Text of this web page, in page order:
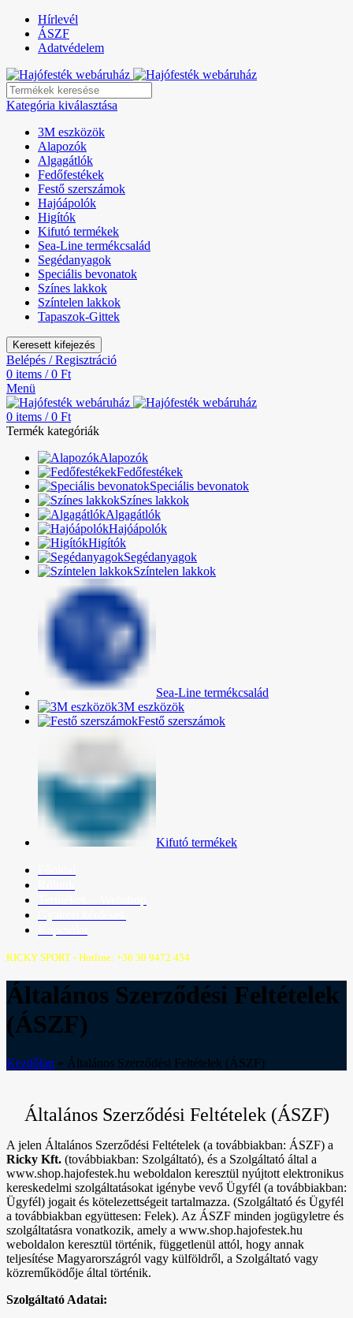
Hírlevél
ÁSZF
Adatvédelem
Kategória kiválasztása
3M eszközök
Alapozók
Algagátlók
Fedőfestékek
Festő szerszámok
Hajóápolók
Higítók
Kifutó termékek
Sea-Line termékcsalád
Segédanyagok
Speciális bevonatok
Színes lakkok
Színtelen lakkok
Tapaszok-Gittek
Keresett kifejezés
Belépés / Regisztráció
0 items / 0 Ft
Menü
0 items / 0 Ft
Termék kategóriák
Alapozók
Fedőfestékek
Speciális bevonatok
Színes lakkok
Algagátlók
Hajóápolók
Higítók
Segédanyagok
Színtelen lakkok
Sea-Line termékcsalád
3M eszközök
Festő szerszámok
Kifutó termékek
RICKY SPORT - Hotline: +36 30 9472 454
Általános Szerződési Feltételek
(ÁSZF)
Kezdőlap » Általános Szerződési Feltételek (ÁSZF)
Általános Szerződési Feltételek (ÁSZF)
A jelen Általános Szerződési Feltételek (a továbbiakban: ÁSZF) a
Ricky Kft. (továbbiakban: Szolgáltató), és a Szolgáltató által a
www.shop.hajofestek.hu weboldalon keresztül nyújtott elektronikus
kereskedelmi szolgáltatásokat igénybe vevő Ügyfél (a továbbiakban:
Ügyfél) jogait és kötelezettségeit tartalmazza. (Szolgáltató és Ügyfél
a továbbiakban együttesen: Felek). Az ÁSZF minden jogügyletre és
szolgáltatásra vonatkozik, amely a www.shop.hajofestek.hu
weboldalon keresztül történik, függetlenül attól, hogy annak
teljesítése Magyarországról vagy külföldről, a Szolgáltató vagy
közreműködője által történik.
Szolgáltató Adatai: